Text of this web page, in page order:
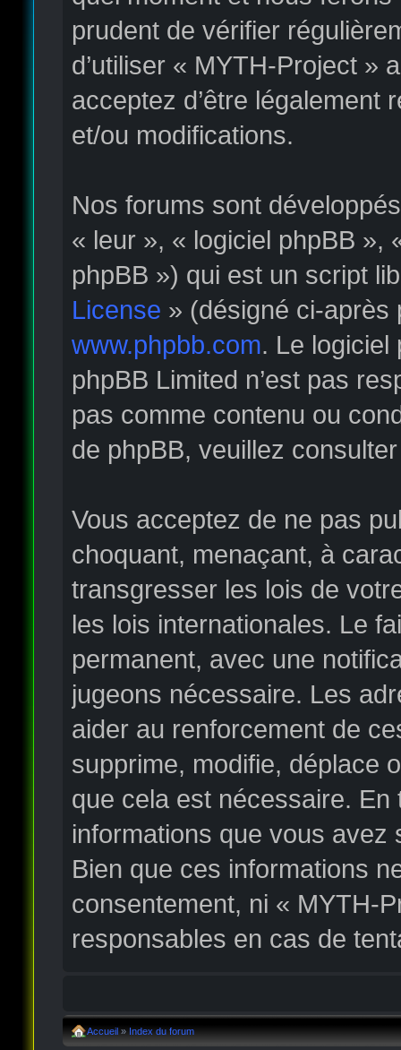
prudent de vérifier
d’utiliser « MYTH-Project »
acceptez d’être légalement
et/ou modifications.
Nos forums sont
« leur », « logiciel phpBB »,
phpBB ») qui est un script
License » (désigné ci-après
www.phpbb.com. Le logiciel
phpBB Limited n’est pas
pas comme contenu ou
de phpBB, veuillez
Vous acceptez de ne pas
choquant, menaçant, à
transgresser les lois de
les lois internationales. Le
permanent, avec une
jugeons nécessaire. Les
aider au renforcement de
supprime, modifie, déplace
que cela est nécessaire.
informations que vous
Bien que ces informations
consentement, ni « MYTH-
responsables en cas de
Accueil » Index du forum